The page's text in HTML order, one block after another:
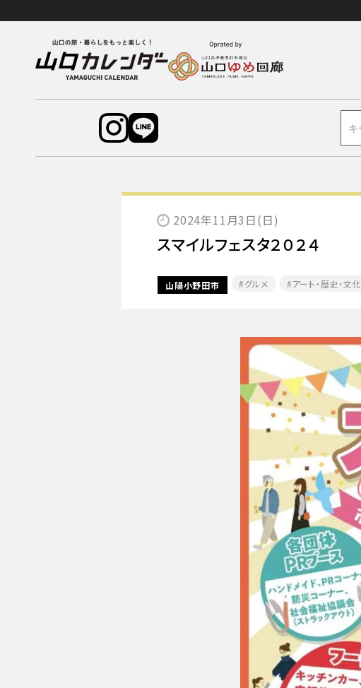
2024年11月3日(日)
スマイルフェスタ２０２４
山陽小野田市 グルメ アート・歴史・文化